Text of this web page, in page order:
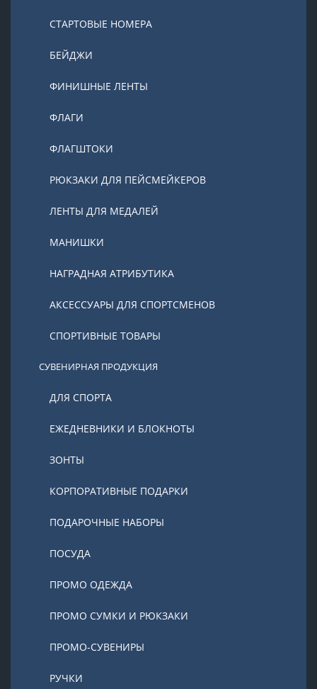
СТАРТОВЫЕ НОМЕРА
БЕЙДЖИ
ФИНИШНЫЕ ЛЕНТЫ
ФЛАГИ
ФЛАГШТОКИ
РЮКЗАКИ ДЛЯ ПЕЙСМЕЙКЕРОВ
ЛЕНТЫ ДЛЯ МЕДАЛЕЙ
МАНИШКИ
НАГРАДНАЯ АТРИБУТИКА
АКСЕССУАРЫ ДЛЯ СПОРТСМЕНОВ
СПОРТИВНЫЕ ТОВАРЫ
СУВЕНИРНАЯ ПРОДУКЦИЯ
ДЛЯ СПОРТА
ЕЖЕДНЕВНИКИ И БЛОКНОТЫ
ЗОНТЫ
КОРПОРАТИВНЫЕ ПОДАРКИ
ПОДАРОЧНЫЕ НАБОРЫ
ПОСУДА
ПРОМО ОДЕЖДА
ПРОМО СУМКИ И РЮКЗАКИ
ПРОМО-СУВЕНИРЫ
РУЧКИ